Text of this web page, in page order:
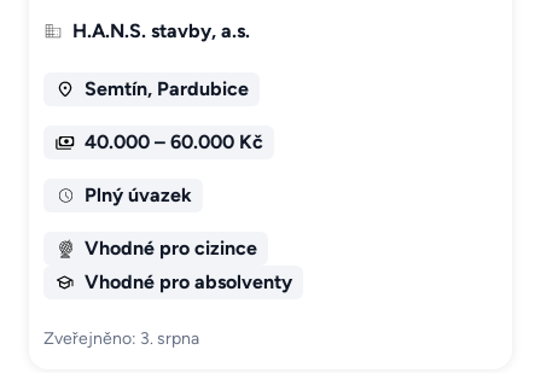
H.A.N.S. stavby, a.s.
Semtín, Pardubice
40.000 – 60.000 Kč
Plný úvazek
Vhodné pro cizince
Vhodné pro absolventy
Zveřejněno: 3. srpna